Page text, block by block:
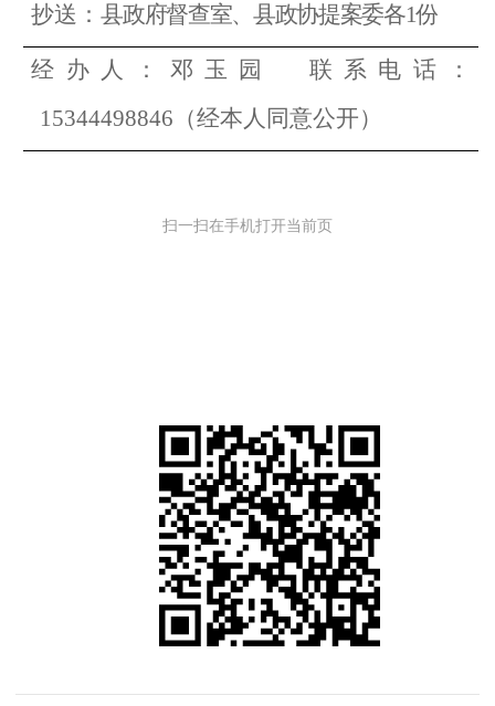
抄送：县政府督查室、县政协提案委各1份
经办人： 邓玉园
联系电话：
15344498846（经本人同意公开）
扫一扫在手机打开当前页